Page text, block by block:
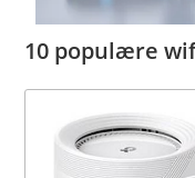
10 populære